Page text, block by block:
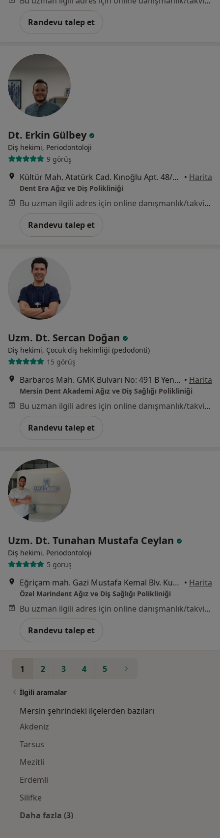
Randevu talep et
Dt. Erkin Gülbey
Diş hekimi, Periodontoloji
9 görüş
Kültür Mah. Atatürk Cad. Kınoğlu Apt. 48/B, Mersin • Harita
Dent Era Ağız ve Diş Polikliniği
Bu uzman ilgili adres için online danışmanlık/takvim sunmuyor.
Randevu talep et
Uzm. Dt. Sercan Doğan
Diş hekimi, Çocuk diş hekimliği (pedodonti)
15 görüş
Barbaros Mah. GMK Bulvarı No: 491 B Yenişehir / Mersin, Mersin • Harita
Mersin Dent Akademi Ağız ve Diş Sağlığı Polikliniği
Bu uzman ilgili adres için online danışmanlık/takvim sunmuyor.
Randevu talep et
Uzm. Dt. Tunahan Mustafa Ceylan
Diş hekimi, Periodontoloji
5 görüş
Eğriçam mah. Gazi Mustafa Kemal Blv. Kurt Apt. B Blok No:540/H, Mersin • Harita
Özel Marindent Ağız ve Diş Sağlığı Polikliniği
Bu uzman ilgili adres için online danışmanlık/takvim sunmuyor.
Randevu talep et
1 2 3 4 5
İlgili aramalar
Mersin şehrindeki ilçelerden bazıları
Akdeniz
Tarsus
Mezitli
Erdemli
Silifke
Daha fazla (3)